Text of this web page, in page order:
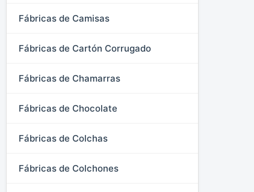
Fábricas de Camisas
Fábricas de Cartón Corrugado
Fábricas de Chamarras
Fábricas de Chocolate
Fábricas de Colchas
Fábricas de Colchones